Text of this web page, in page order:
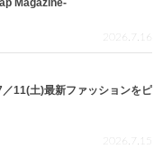
Magazine-
2026.7.16
／11(土)最新ファッションをピ
2026.7.15